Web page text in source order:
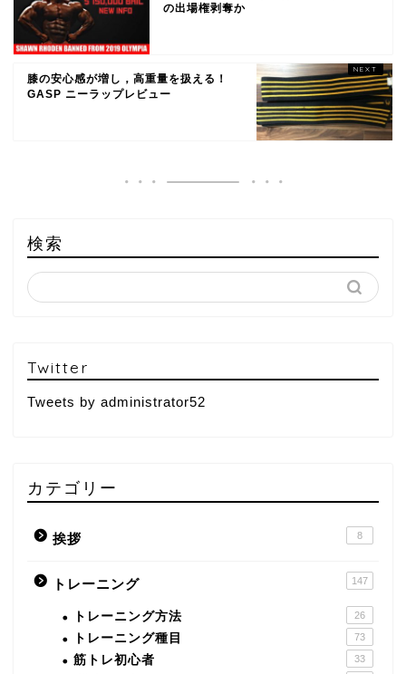
の出場権剥奪か
膝の安心感が増し，高重量を扱える！
GASP ニーラップレビュー
検索
Twitter
Tweets by administrator52
カテゴリー
挨拶 8
トレーニング 147
トレーニング方法 26
トレーニング種目 73
筋トレ初心者 33